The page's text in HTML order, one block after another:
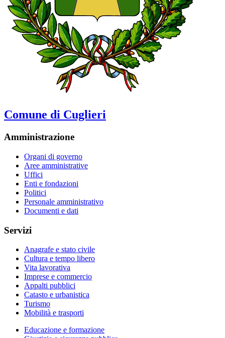
Comune di Cuglieri
Amministrazione
Organi di governo
Aree amministrative
Uffici
Enti e fondazioni
Politici
Personale amministrativo
Documenti e dati
Servizi
Anagrafe e stato civile
Cultura e tempo libero
Vita lavorativa
Imprese e commercio
Appalti pubblici
Catasto e urbanistica
Turismo
Mobilità e trasporti
Educazione e formazione